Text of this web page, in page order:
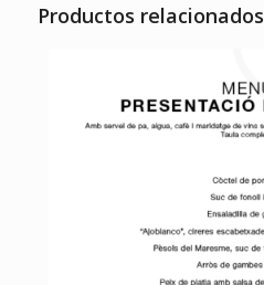
Productos relacionados